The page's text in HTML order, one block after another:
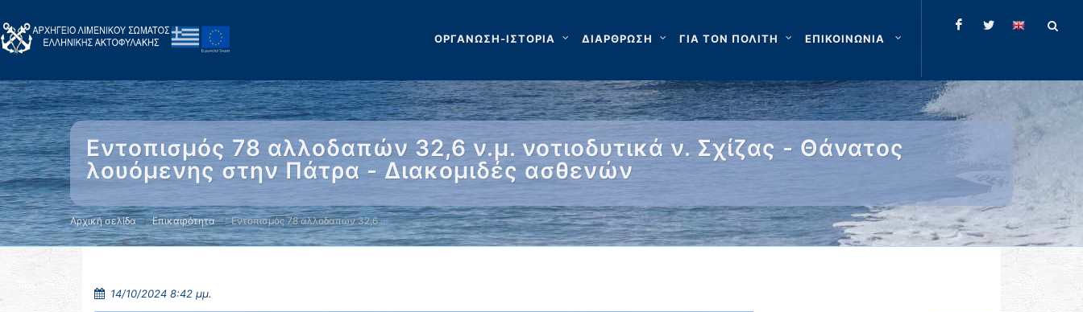
ΟΡΓΑΝΩΣΗ-ΙΣΤΟΡΙΑ ΔΙΑΡΘΡΩΣΗ ΓΙΑ ΤΟΝ ΠΟΛΙΤΗ ΕΠΙΚΟΙΝΩΝΙΑ
Εντοπισμός 78 αλλοδαπών 32,6 ν.μ. νοτιοδυτικά ν. Σχίζας - Θάνατος
λουόμενης στην Πάτρα - Διακομιδές ασθενών
Αρχική σελίδα Επικαιρότητα Εντοπισμός 78 αλλοδαπών 32,6 …
14/10/2024 8:42 μμ.